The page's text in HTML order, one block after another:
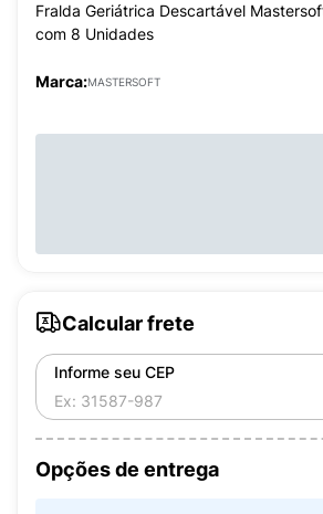
Fralda Geriátrica Descartável
com 8 Unidades
Marca:MASTERSOFT
Calcular frete
Informe seu CEP
Opções de entrega